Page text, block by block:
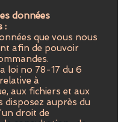
données
:
que vous nous
afin de pouvoir
loi no 78-17 du 6
à
aux fichiers et aux
disposez auprès du
droit de